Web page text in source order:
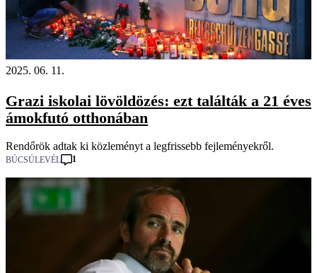
2025. 06. 11.
Grazi iskolai lövöldözés: ezt találták a 21 éves
ámokfutó otthonában
Rendőrök adtak ki közleményt a legfrissebb fejleményekről.
BÚCSÚLEVÉL 1